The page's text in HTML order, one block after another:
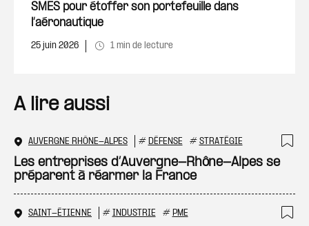
SMES pour étoffer son portefeuille dans
l’aéronautique
25 juin 2026 1 min de lecture
A lire aussi
AUVERGNE RHÔNE-ALPES # DÉFENSE # STRATÉGIE
Les entreprises d’Auvergne-Rhône-Alpes se
préparent à réarmer la France
SAINT-ÉTIENNE # INDUSTRIE # PME